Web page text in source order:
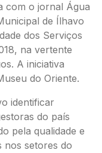
com o jornal Água
de Ílhavo
dos Serviços
na vertente
A iniciativa
do Oriente.
identificar
do país
pela qualidade e
nos setores do